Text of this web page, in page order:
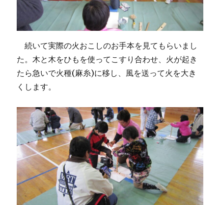
続いて実際の火おこしのお手本を見てもらいまし
た。木と木をひもを使ってこすり合わせ、火が起き
たら急いで火種(麻糸)に移し、風を送って火を大き
くします。